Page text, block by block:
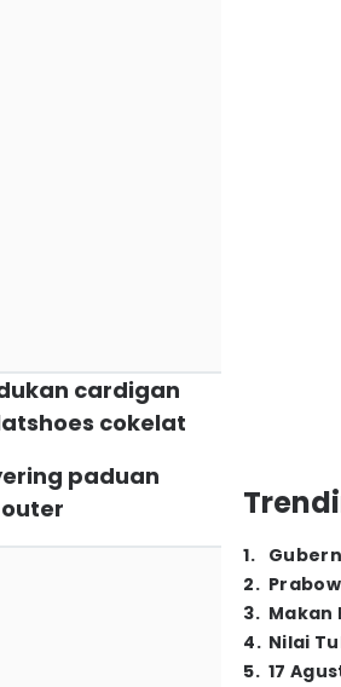
cardigan
cokelat
paduan
1.
2.
3. Makan
4. Nilai
5. 17